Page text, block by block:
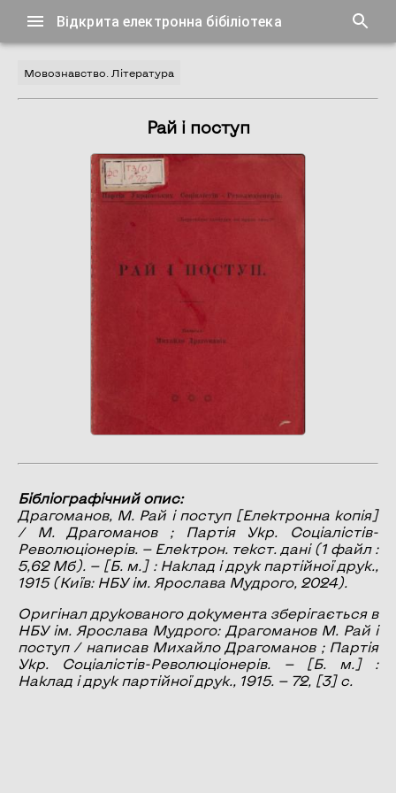
Відкрита електронна бібіліотека
Мовознавство. Література
Рай і поступ
Бібліографічний опис:
Драгоманов, М. Рай і поступ[Електронна копія]
/ М. Драгоманов ; Партія Укр. Соціалістів-
Революціонерів. — Електрон. текст. дані (1 файл :
5,62 Мб). — [Б. м.] : Наклад і друк партійної друк.,
1915 (Київ: НБУ ім. Ярослава Мудрого, 2024).
Оригінал друкованого документа зберігається в
НБУ ім. Ярослава Мудрого: Драгоманов М. Рай і
поступ / написав Михайло Драгоманов ; Партія
Укр. Соціалістів-Революціонерів. — [Б. м.] :
Наклад і друк партійної друк., 1915. — 72, [3] с.